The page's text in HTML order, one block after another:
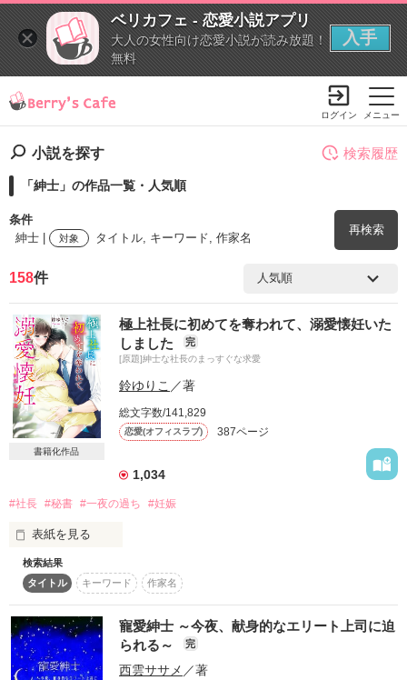
ベリカフェ - 恋愛小説アプリ
大人の女性向け恋愛小説が読み放題！
無料
入手
メニュー
ログイン
小説を探す
「紳士」の作品一覧・人気順
条件
紳士 |
対象 タイトル, キーワード, 作家名
再検索
検索ワード
を含む
詳しく検索
検索対象
キーワード
あらすじ
ジャンル
感想
ステータス 全て
検索履歴
158件
書籍化作品
極上社長に初めてを奪われて、溺愛懐妊いた
しました
完
[原題]紳士な社長のまっすぐな求愛
鈴ゆりこ ／著
総文字数/141,829
恋愛(オフィスラブ) 387ページ
1,034
#社長 #秘書 #一夜の過ち #妊娠
表紙を見る
不動産会社で秘書の仕事をしている桃子は、交際経験も初恋も
まだの恋愛初心者。ある日、勤務先の社長と一夜を共にしてし
まい……
＊
「なかったことにしましょう」
検索結果
タイトル
キーワード 作家名
寵愛紳士 ～今夜、献身的なエリート上司に迫
られる～
完
西雲ササメ ／著